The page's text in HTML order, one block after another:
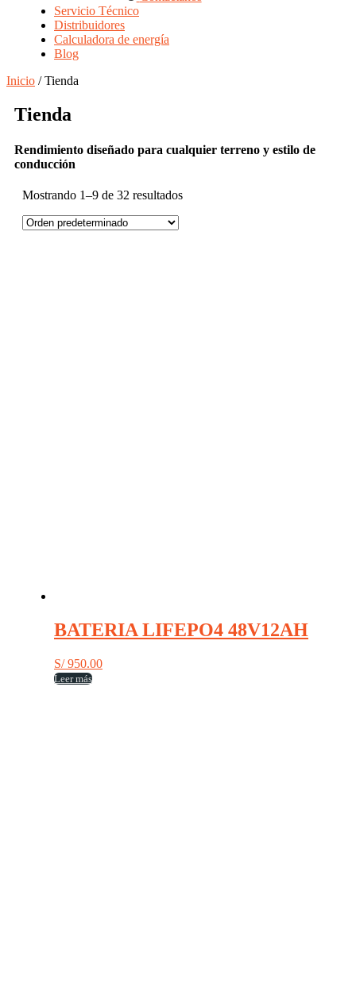
Servicio Técnico
Distribuidores
Calculadora de energía
Blog
Inicio / Tienda
Tienda
Rendimiento diseñado para cualquier terreno y estilo de
conducción
Mostrando 1–9 de 32 resultados
BATERIA LIFEPO4 48V12AH
S/950.00
Leer más